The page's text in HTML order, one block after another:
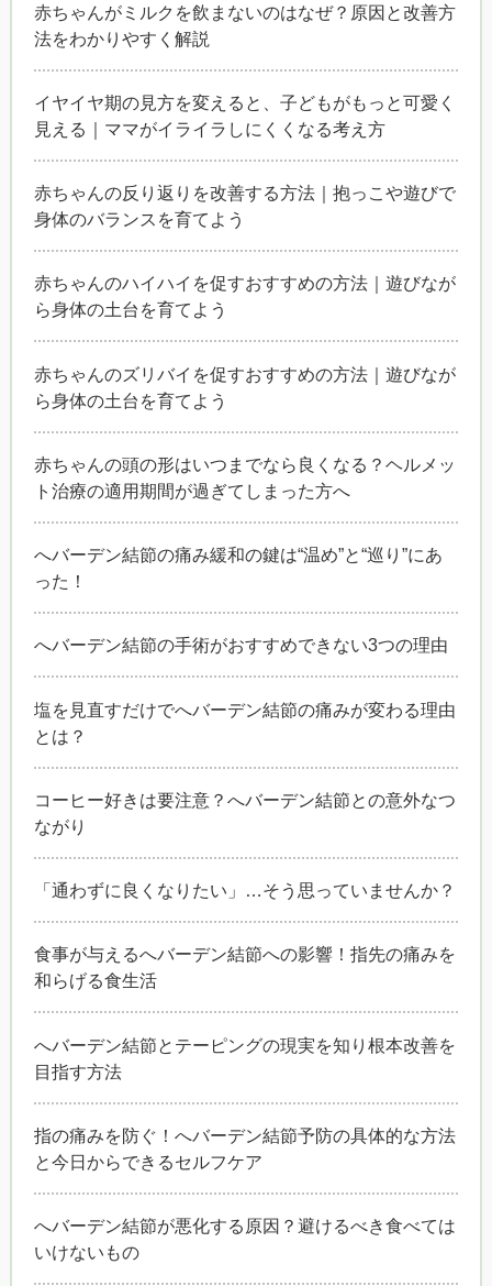
赤ちゃんがミルクを飲まないのはなぜ？原因と改善方
法をわかりやすく解説
イヤイヤ期の見方を変えると、子どもがもっと可愛く
見える｜ママがイライラしにくくなる考え方
赤ちゃんの反り返りを改善する方法｜抱っこや遊びで
身体のバランスを育てよう
赤ちゃんのハイハイを促すおすすめの方法｜遊びなが
ら身体の土台を育てよう
赤ちゃんのズリバイを促すおすすめの方法｜遊びなが
ら身体の土台を育てよう
赤ちゃんの頭の形はいつまでなら良くなる？ヘルメッ
ト治療の適用期間が過ぎてしまった方へ
へバーデン結節の痛み緩和の鍵は“温め”と“巡り”にあ
った！
へバーデン結節の手術がおすすめできない3つの理由
塩を見直すだけでへバーデン結節の痛みが変わる理由
とは？
コーヒー好きは要注意？へバーデン結節との意外なつ
ながり
「通わずに良くなりたい」…そう思っていませんか？
食事が与えるへバーデン結節への影響！指先の痛みを
和らげる食生活
へバーデン結節とテーピングの現実を知り根本改善を
目指す方法
指の痛みを防ぐ！へバーデン結節予防の具体的な方法
と今日からできるセルフケア
へバーデン結節が悪化する原因？避けるべき食べては
いけないもの